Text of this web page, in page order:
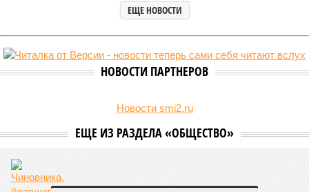
ЕЩЕ НОВОСТИ
НОВОСТИ ПАРТНЕРОВ
Новости smi2.ru
ЕЩЕ ИЗ РАЗДЕЛА «ОБЩЕСТВО»